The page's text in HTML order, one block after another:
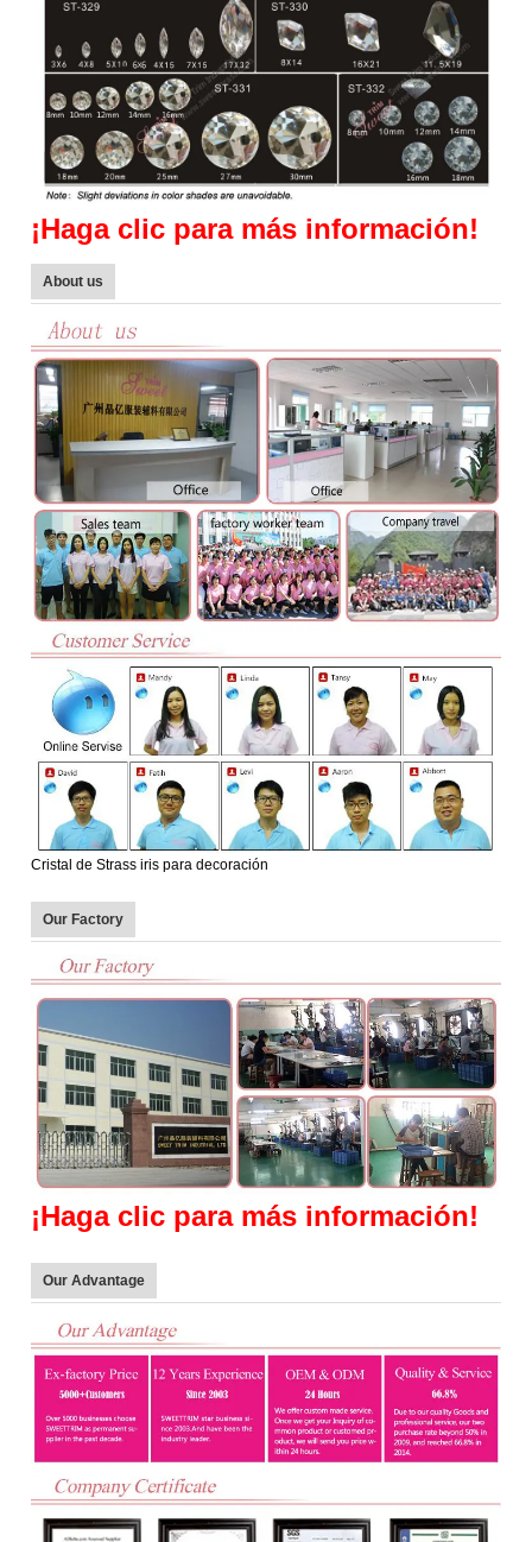
¡Haga clic para más información!
About us
Cristal de Strass iris para decoración
Our Factory
¡Haga clic para más información!
Our Advantage